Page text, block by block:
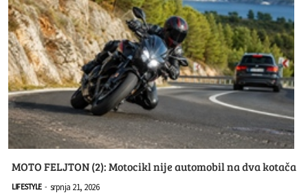
MOTO FELJTON (2): Motocikl nije automobil na dva kotača
LIFESTYLE - srpnja 21, 2026